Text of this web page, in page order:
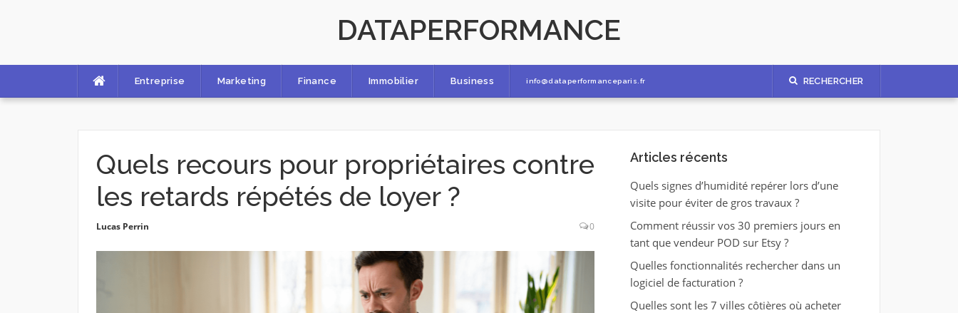
DATAPERFORMANCE
Entreprise Marketing Finance Immobilier Business info@dataperformanceparis.fr RECHERCHER
Quels recours pour propriétaires contre
les retards répétés de loyer ?
Lucas Perrin 0
Articles récents
Quels signes d’humidité repérer lors d’une
visite pour éviter de gros travaux ?
Comment réussir vos 30 premiers jours en
tant que vendeur POD sur Etsy ?
Quelles fonctionnalités rechercher dans un
logiciel de facturation ?
Quelles sont les 7 villes côtières où acheter